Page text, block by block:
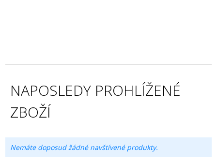
NAPOSLEDY PROHLÍŽENÉ
ZBOŽÍ
Nemáte doposud žádné navštívené produkty.